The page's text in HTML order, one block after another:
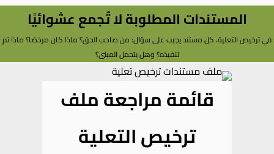
المستندات المطلوبة لا تُجمع عشوائيًا
في ترخيص التعلية، كل مستند يجيب على سؤال: من صاحب الحق؟ ماذا كان مرخصًا؟ ماذا تم
تنفيذه؟ وهل يتحمل المبنى؟
قائمة مراجعة ملف
ترخيص التعلية